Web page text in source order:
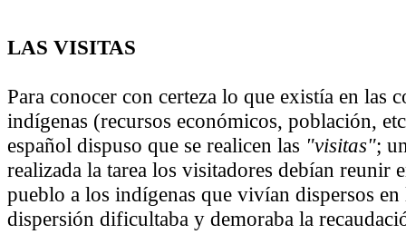
LAS VISITAS
Para conocer con certeza lo que existía en las
indígenas (recursos económicos, población,
español dispuso que se realicen las "visitas";
realizada la tarea los visitadores debían reunir
pueblo a los indígenas que vivían dispersos en
dispersión dificultaba y demoraba la